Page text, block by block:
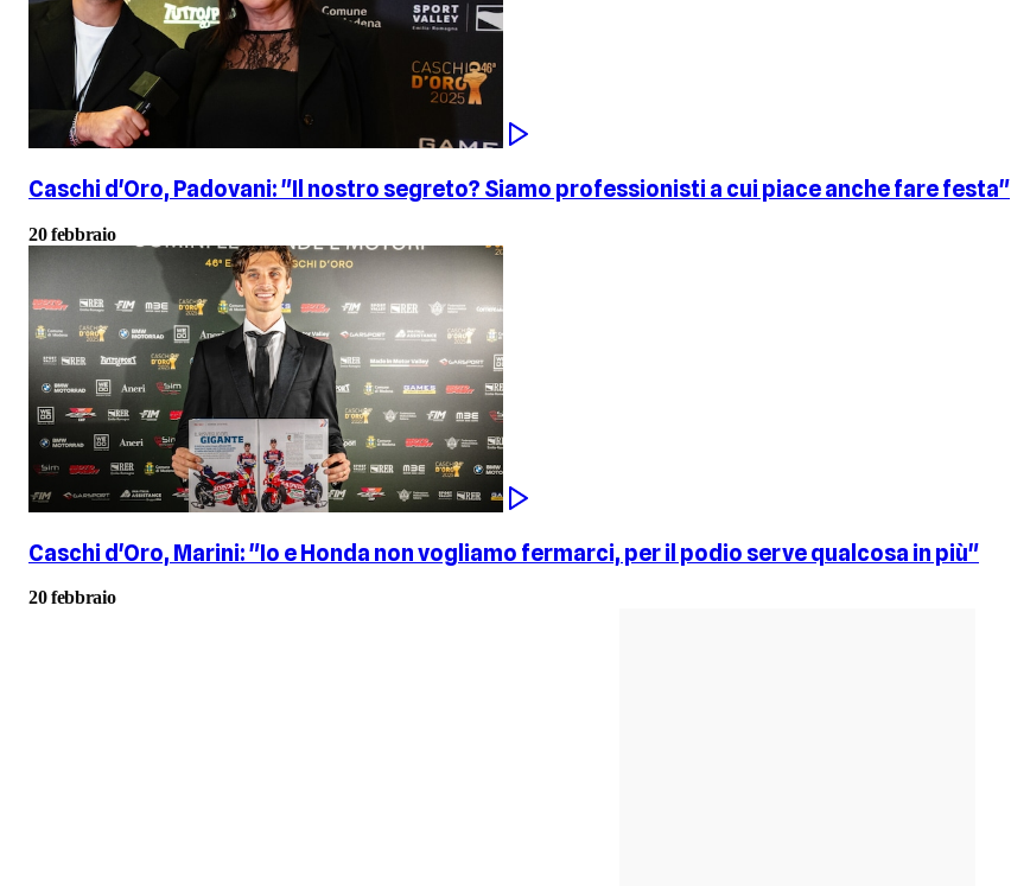
Caschi d'Oro, Padovani: "Il nostro segreto? Siamo professionisti a cui piace anche fare festa"
20 febbraio
Caschi d'Oro, Marini: "Io e Honda non vogliamo fermarci, per il podio serve qualcosa in più"
20 febbraio